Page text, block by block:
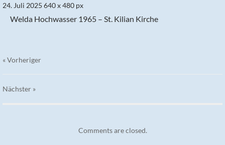
24. Juli 2025 640x480 px
Welda Hochwasser 1965 – St. Kilian Kirche
« Vorheriger
Nächster »
Comments are closed.